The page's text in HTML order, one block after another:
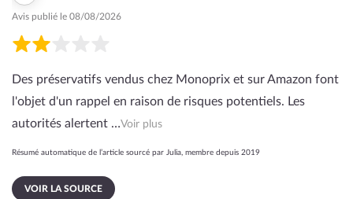
Avis publié le 08/08/2026
Des préservatifs vendus chez Monoprix et sur Amazon font
l'objet d'un rappel en raison de risques potentiels. Les
autorités alertent …Voir plus
Résumé automatique de l’article sourcé par Julia, membre depuis 2019
VOIR LA SOURCE